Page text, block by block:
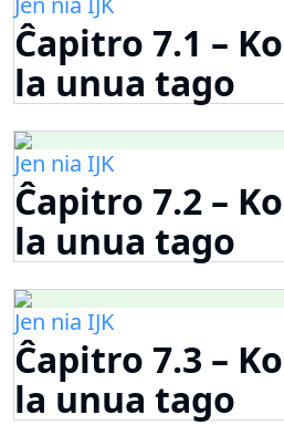
Ĉapitro 7.1 –
la unua tago
Jen nia IJK
Ĉapitro 7.2 –
la unua tago
Jen nia IJK
Ĉapitro 7.3 –
la unua tago